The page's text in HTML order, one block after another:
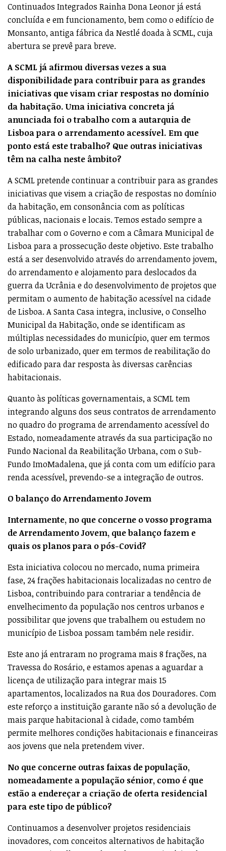
Continuados Integrados Rainha Dona Leonor já está
concluída e em funcionamento, bem como o edifício de
Monsanto, antiga fábrica da Nestlé doada à SCML, cuja
abertura se prevê para breve.
A SCML já afirmou diversas vezes a sua
disponibilidade para contribuir para as grandes
iniciativas que visam criar respostas no domínio
da habitação. Uma iniciativa concreta já
anunciada foi o trabalho com a autarquia de
Lisboa para o arrendamento acessível. Em que
ponto está este trabalho? Que outras iniciativas
têm na calha neste âmbito?
A SCML pretende continuar a contribuir para as grandes
iniciativas que visem a criação de respostas no domínio
da habitação, em consonância com as políticas
públicas, nacionais e locais. Temos estado sempre a
trabalhar com o Governo e com a Câmara Municipal de
Lisboa para a prossecução deste objetivo. Este trabalho
está a ser desenvolvido através do arrendamento jovem,
do arrendamento e alojamento para deslocados da
guerra da Ucrânia e do desenvolvimento de projetos que
permitam o aumento de habitação acessível na cidade
de Lisboa. A Santa Casa integra, inclusive, o Conselho
Municipal da Habitação, onde se identificam as
múltiplas necessidades do município, quer em termos
de solo urbanizado, quer em termos de reabilitação do
edificado para dar resposta às diversas carências
habitacionais.
Quanto às políticas governamentais, a SCML tem
integrando alguns dos seus contratos de arrendamento
no quadro do programa de arrendamento acessível do
Estado, nomeadamente através da sua participação no
Fundo Nacional da Reabilitação Urbana, com o Sub-
Fundo ImoMadalena, que já conta com um edifício para
renda acessível, prevendo-se a integração de outros.
O balanço do Arrendamento Jovem
Internamente, no que concerne o vosso programa
de Arrendamento Jovem, que balanço fazem e
quais os planos para o pós-Covid?
Esta iniciativa colocou no mercado, numa primeira
fase, 24 frações habitacionais localizadas no centro de
Lisboa, contribuindo para contrariar a tendência de
envelhecimento da população nos centros urbanos e
possibilitar que jovens que trabalhem ou estudem no
município de Lisboa possam também nele residir.
Este ano já entraram no programa mais 8 frações, na
Travessa do Rosário, e estamos apenas a aguardar a
licença de utilização para integrar mais 15
apartamentos, localizados na Rua dos Douradores. Com
este reforço a instituição garante não só a devolução de
mais parque habitacional à cidade, como também
permite melhores condições habitacionais e financeiras
aos jovens que nela pretendem viver.
No que concerne outras faixas de população,
nomeadamente a população sénior, como é que
estão a endereçar a criação de oferta residencial
para este tipo de público?
Continuamos a desenvolver projetos residenciais
inovadores, com conceitos alternativos de habitação